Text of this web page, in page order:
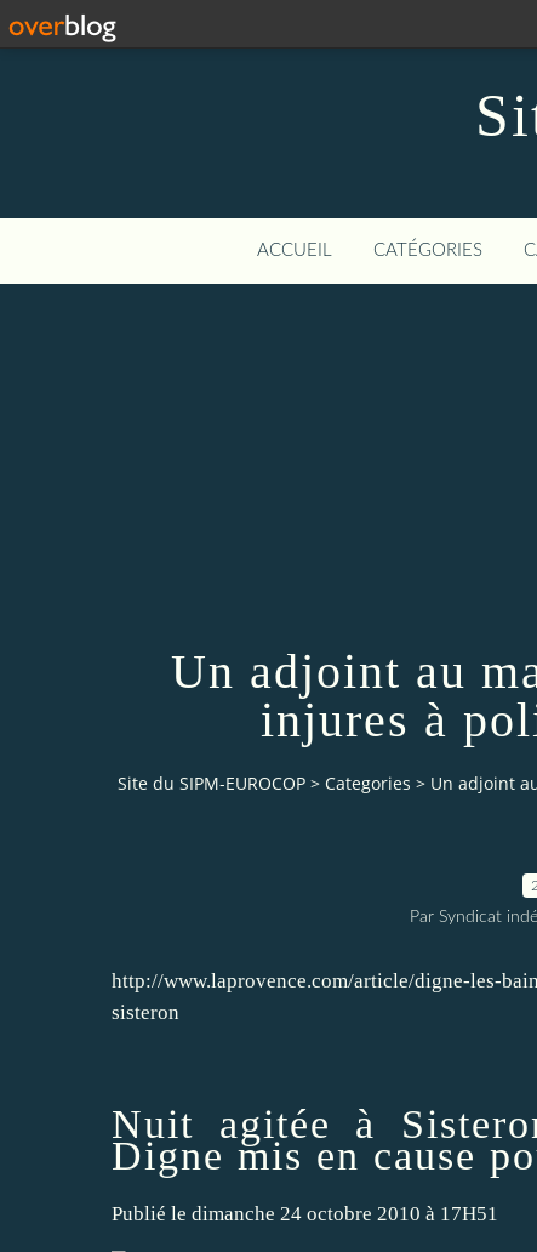
ACCUEIL CATÉGORIES
Un adjoint au
injures à
Site du SIPM-EUROCOP > Categories > Un adjoint
Par Syndicat
http://www.laprovence.com/article/digne-les-
sisteron
Nuit agitée à
Digne mis en cause
Publié le dimanche 24 octobre 2010 à 17H51